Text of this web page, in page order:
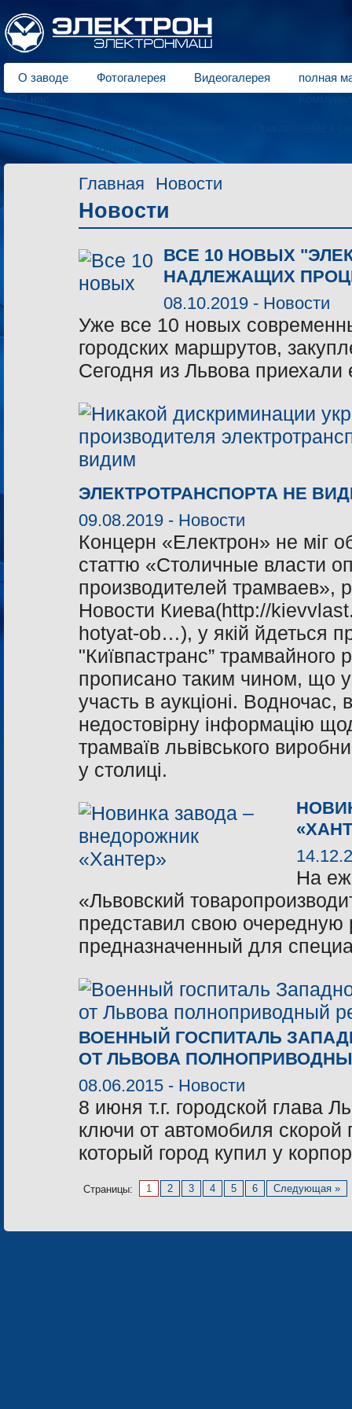
О заводе Фотогалерея
Видеогалерея
О нас
полная
Новости Контактная информация
Контакты
Главная Новости
Новости
ВСЕ 10 НОВЫХ
НАДЛЕЖАЩИХ
08.10.2019 - Новости
Уже все 10 новых
городских маршрутов,
Сегодня из Львова
ЭЛЕКТРОТРАНСПОРТА НЕ
09.08.2019 - Новости
Концерн «Електрон» не міг
статтю «Столичные власти
производителей трамваев»,
Новости Киева(http://
hotyat-ob…), у якій йдеться
"Київпастранс” трамвайного
прописано таким чином, що
участь в аукціоні.
недостовірну інформацію
трамваїв львівського
у столиці.
На
«Львовский
представил свою очередную
предназначенный для
ВОЕННЫЙ ГОСПИТАЛЬ
ОТ ЛЬВОВА
08.06.2015 - Новости
8 июня т.г. городской глава
ключи от автомобиля
который город купил у
Страницы: 1 2 3 4 5 6 Следующая »